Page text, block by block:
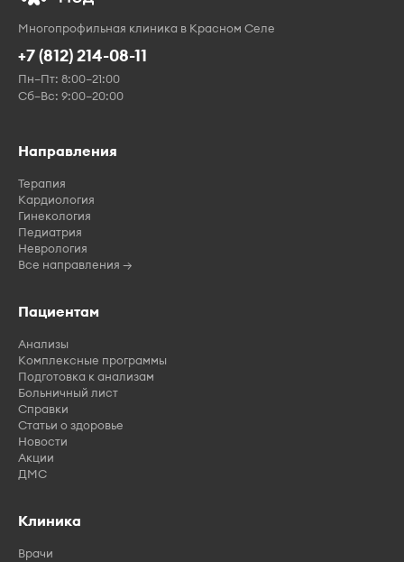
Многопрофильная клиника в Красном Селе
+7 (812) 214-08-11
Пн–Пт: 8:00–21:00
Сб–Вс: 9:00–20:00
Направления
Терапия
Кардиология
Гинекология
Педиатрия
Неврология
Все направления →
Пациентам
Анализы
Комплексные программы
Подготовка к анализам
Больничный лист
Справки
Статьи о здоровье
Новости
Акции
ДМС
Клиника
Врачи